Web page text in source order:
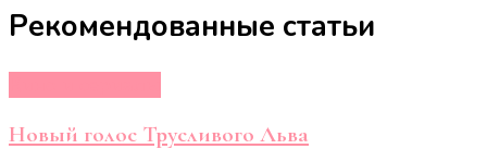
Рекомендованные статьи
Новый голос Трусливого Льва